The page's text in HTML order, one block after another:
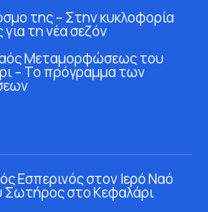
της – Στην κυκλοφορία
για τη νέα σεζόν
Μεταμορφώσεως του
– Το πρόγραμμα των
Εσπερινός στον Ιερό Ναό
στο Κεφαλάρι